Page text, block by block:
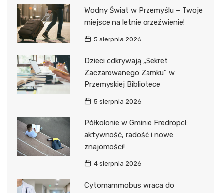
Wodny Świat w Przemyślu – Twoje
miejsce na letnie orzeźwienie!
5 sierpnia 2026
Dzieci odkrywają „Sekret
Zaczarowanego Zamku” w
Przemyskiej Bibliotece
5 sierpnia 2026
Półkolonie w Gminie Fredropol:
aktywność, radość i nowe
znajomości!
4 sierpnia 2026
Cytomammobus wraca do